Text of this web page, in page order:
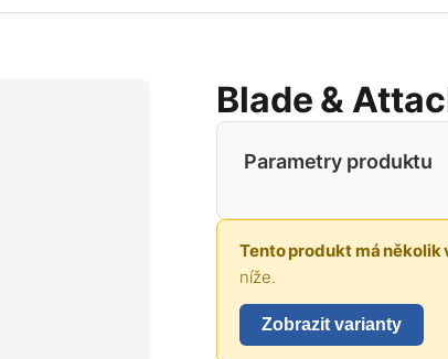
Blade &
Parametry produktu
Tento produkt má několik
níže.
Zobrazit varianty